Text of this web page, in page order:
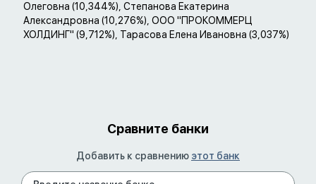
Олеговна (10,344%), Степанова Екатерина
Александровна (10,276%), ООО "ПРОКОММЕРЦ
ХОЛДИНГ" (9,712%), Тарасова Елена Ивановна (3,037%)
Сравните банки
Добавить к сравнению этот банк